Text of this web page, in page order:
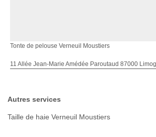
Tonte de pelouse Verneuil Moustiers
11 Allée Jean-Marie Amédée Paroutaud 87000
Autres services
Taille de haie Verneuil Moustiers